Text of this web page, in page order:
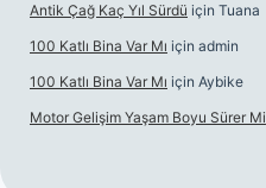
Antik Çağ Kaç Yıl Sürdü için Tuana
100 Katlı Bina Var Mı için admin
100 Katlı Bina Var Mı için Aybike
Motor Gelişim Yaşam Boyu Sürer Mi